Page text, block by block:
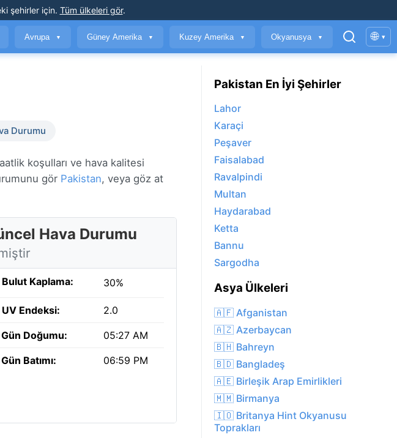
şehirler için. Tüm ülkeleri gör.
Avrupa ▼ Güney Amerika ▼ Kuzey Amerika ▼ Okyanusya ▼ 🌐 ▾
Durumu
koşulları ve hava kalitesi
gör Pakistan, veya göz at
Hava Durumu
Bulut Kaplama: 30%
UV Endeksi: 2.0
Gün Doğumu: 05:27 AM
Gün Batımı: 06:59 PM
Pakistan En İyi Şehirler
Lahor
Karaçi
Peşaver
Faisalabad
Ravalpindi
Multan
Haydarabad
Ketta
Bannu
Sargodha
Asya Ülkeleri
🇦🇫 Afganistan
🇦🇿 Azerbaycan
🇧🇭 Bahreyn
🇧🇩 Bangladeş
🇦🇪 Birleşik Arap Emirlikleri
🇲🇲 Birmanya
🇮🇴 Britanya Hint Okyanusu
Toprakları